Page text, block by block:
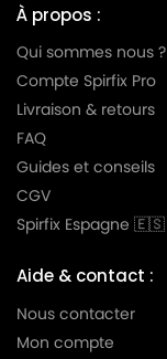
À propos :
Qui sommes nous ?
Compte Spirfix Pro
Livraison & retours
FAQ
Guides et conseils
CGV
Spirfix Espagne 🇪🇸
Aide & contact :
Nous contacter
Mon compte